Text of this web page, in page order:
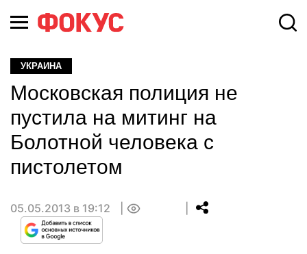
УКРАИНА
Московская полиция не
пустила на митинг на
Болотной человека с
пистолетом
05.05.2013 в 19:12